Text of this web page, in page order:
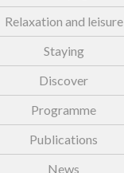
Relaxation and leisure
Staying
Discover
Programme
Publications
News